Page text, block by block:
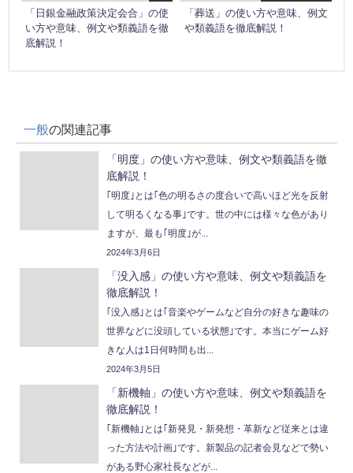
「日銀金融政策決定会合」の使
い方や意味、例文や類義語を徹
底解説！
「葬送」の使い方や意味、例文
や類義語を徹底解説！
一般の関連記事
「明度」の使い方や意味、例文や類義語を徹
底解説！
｢明度｣とは｢色の明るさの度合いで高いほど光を反射
して明るくなる事｣です。世の中には様々な色があり
ますが、最も｢明度｣が...
2024年3月6日
「没入感」の使い方や意味、例文や類義語を
徹底解説！
｢没入感｣とは｢音楽やゲームなど自分の好きな趣味の
世界などに没頭している状態｣です。本当にゲーム好
きな人は1日何時間も出...
2024年3月5日
「新機軸」の使い方や意味、例文や類義語を
徹底解説！
｢新機軸｣とは｢新発見・新発想・革新など従来とは違
った方法や計画｣です。新製品の記者会見などで勢い
がある野心家社長などが...